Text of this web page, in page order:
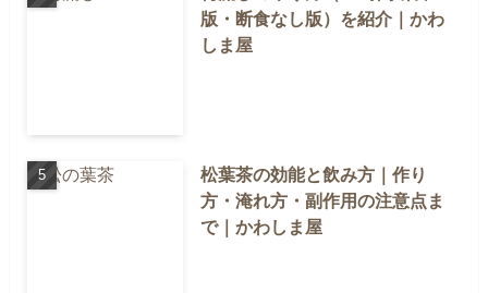
版・断食なし版）を紹介｜かわ
しま屋
松葉茶の効能と飲み方｜作り
方・淹れ方・副作用の注意点ま
で｜かわしま屋